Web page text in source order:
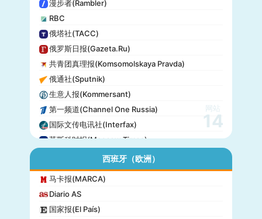
漫步者(Rambler)
RBC
俄塔社(TACC)
俄罗斯日报(Gazeta.Ru)
共青团真理报(Komsomolskaya Pravda)
俄通社(Sputnik)
生意人报(Kommersant)
第一频道(Channel One Russia)
国际文传电讯社(Interfax)
莫斯科时报(Moscow Times)
网站
14
西班牙（欧洲）
马卡报(MARCA)
Diario AS
国家报(El País)